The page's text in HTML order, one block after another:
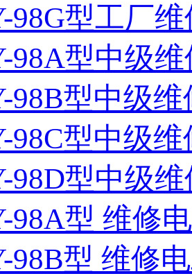
98G型工厂
98A型中级
98B型中级
98C型中级
98D型中级
98A型 维修
98B型 维修